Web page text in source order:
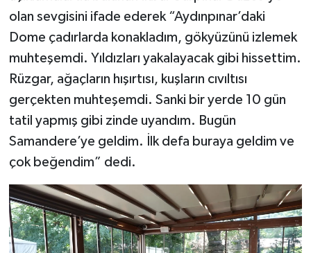
olan sevgisini ifade ederek “Aydınpınar’daki
Dome çadırlarda konakladım, gökyüzünü izlemek
muhteşemdi. Yıldızları yakalayacak gibi hissettim.
Rüzgar, ağaçların hışırtısı, kuşların cıvıltısı
gerçekten muhteşemdi. Sanki bir yerde 10 gün
tatil yapmış gibi zinde uyandım. Bugün
Samandere’ye geldim. İlk defa buraya geldim ve
çok beğendim” dedi.